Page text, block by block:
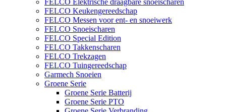
FELCO Keukengereedschap
FELCO Messen voor ent- en snoeiwerk
FELCO Snoeischaren
FELCO Special Edition
FELCO Takkenscharen
FELCO Trekzagen
FELCO Tuingereedschap
Garmech Snoeien
Groene Serie
Groene Serie Batterij
Groene Serie PTO